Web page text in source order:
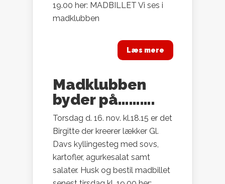
19.00 her: MADBILLET Vi ses i
madklubben
Læs mere
Madklubben
byder på……….
Torsdag d. 16. nov. kl.18.15 er det
Birgitte der kreerer lækker Gl.
Davs kyllingesteg med sovs,
kartofler, agurkesalat samt
salater. Husk og bestil madbillet